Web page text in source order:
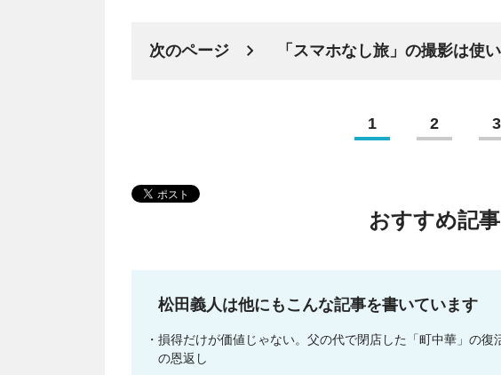
次のページ 「スマホなし旅」の撮影は使
1 2 3
おすすめ記事
松田義人は他にもこんな記事を書いています
損得だけが価値じゃない。父の代で閉店した「町中華」の
の恩返し